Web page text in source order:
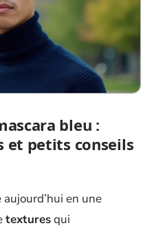
bleu :
et petits conseils
aujourd’hui en une
texturesqui